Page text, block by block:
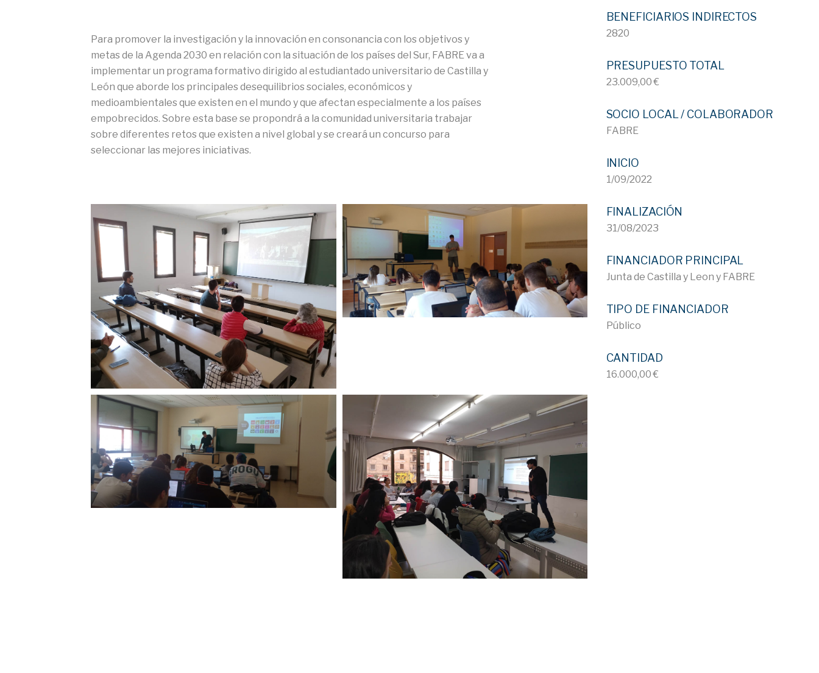
Para promover la investigación y la innovación en consonancia con los objetivos y
metas de la Agenda 2030 en relación con la situación de los países del Sur, FABRE va a
implementar un programa formativo dirigido al estudiantado universitario de Castilla y
León que aborde los principales desequilibrios sociales, económicos y
medioambientales que existen en el mundo y que afectan especialmente a los países
empobrecidos. Sobre esta base se propondrá a la comunidad universitaria trabajar
sobre diferentes retos que existen a nivel global y se creará un concurso para
seleccionar las mejores iniciativas.
BENEFICIARIOS INDIRECTOS
2820
PRESUPUESTO TOTAL
23.009,00 €
SOCIO LOCAL / COLABORADOR
FABRE
INICIO
1/09/2022
FINALIZACIÓN
31/08/2023
FINANCIADOR PRINCIPAL
Junta de Castilla y Leon y FABRE
TIPO DE FINANCIADOR
Público
CANTIDAD
16.000,00 €